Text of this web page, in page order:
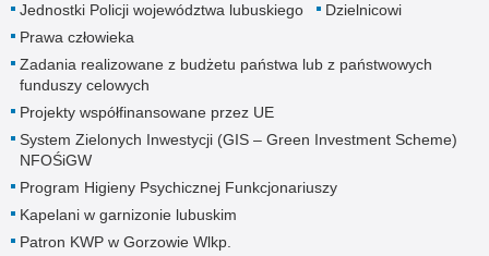
Jednostki Policji województwa lubuskiego
Dzielnicowi
Prawa człowieka
Zadania realizowane z budżetu państwa lub z państwowych
funduszy celowych
Projekty współfinansowane przez UE
System Zielonych Inwestycji (GIS – Green Investment Scheme)
NFOŚiGW
Program Higieny Psychicznej Funkcjonariuszy
Kapelani w garnizonie lubuskim
Patron KWP w Gorzowie Wlkp.